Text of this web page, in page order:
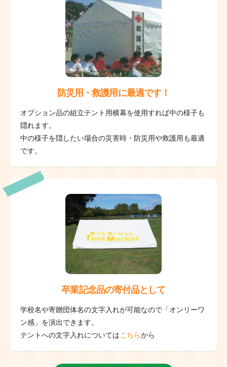
防災用・救護用に最適です！
オプション品の組立テント用横幕を使用すれば中の様子も
隠れます。
中の様子を隠したい場合の災害時・防災用や救護用も最適
です。
卒業記念品の寄付品として
学校名や寄贈団体名の文字入れが可能なので「オンリーワ
ン感」を演出できます。
テントへの文字入れについてはこちらから